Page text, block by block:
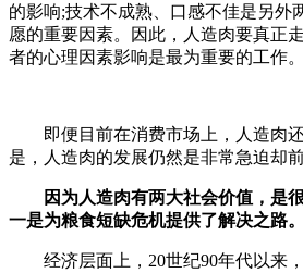
的影响;技术不成熟、口感不佳是另外
愿的重要因素。因此，人造肉要真正
者的心理因素影响是最为重要的工作。
即便目前在消费市场上，人造肉还
是，人造肉的发展仍然是非常急迫却
因为人造肉有两大社会价值，是
一是为粮食短缺危机提供了解决之路。
经济层面上，20世纪90年代以来